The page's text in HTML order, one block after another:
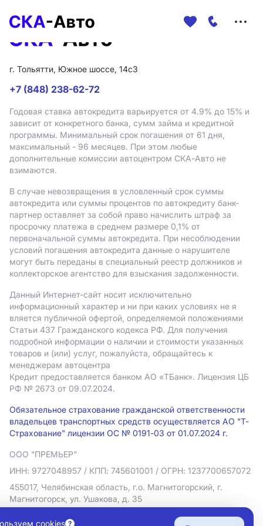
г. Тольятти, Южное шоссе, 14с3
+7 (848) 238-62-72
Годовая ставка автокредита варьируется от 4.9% до 15% и
зависит от конкретного банка, сумм займа и кредитной
программы. Минимальный срок погашения от 61 дня,
максимальный - 96 месяцев. При этом любые
дополнительные комиссии автоцентром СКА-Авто не
взимаются.
В случае невозвращения в условленный срок суммы
автокредита или суммы процентов по автокредиту банк-
партнер оставляет за собой право начислить штраф за
просрочку платежа в среднем размере 0,1% от
первоначальной суммы автокредита. При несоблюдении
условий погашения автокредита данные о нарушителе
могут быть переданы в специальный реестр должников и
коллекторское агентство для взыскания задолженности.
Данный Интернет-сайт носит исключительно
информационный характер и ни при каких условиях не я
вляется публичной офертой, определяемой положениями
Статьи 437 Гражданского кодекса РФ. Для получения
подробной информации о наличии и стоимости указанных
товаров и (или) услуг, пожалуйста, обращайтесь к
менеджерам автоцентра
Кредит предоставляется банком АO «ТБанк». Лицензия ЦБ
РФ № 2673 от 09.07.2024.
Обязательное страхование гражданской ответственности
владельцев транспортных средств осуществляется АО "Т-
Страхование" лицензии ОС № 0191-03 от 01.07.2024 г.
ООО "ПРЕМЬЕР"
ИНН: 9727048957 / КПП: 745601001 / ОГРН: 1237700657072
455017, Челябинская область, г.о. Магнитогорский, г.
Магнитогорск, ул. Ушакова, д. 35
Политика в отношении обработки персональных данных
cookies